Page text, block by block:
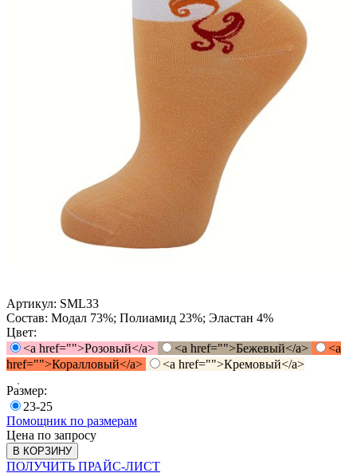
Артикул: SML33
Состав: Модал 73%; Полиамид 23%; Эластан 4%
Цвет:
<a href="">Розовый</a>
<a href="">Бежевый</a>
<a
href="">Коралловый</a>
<a href="">Кремовый</a>
Размер:
23-25
Помощник по размерам
Цена по запросу
В КОРЗИНУ
ПОЛУЧИТЬ ПРАЙС-ЛИСТ